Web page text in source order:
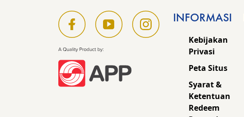
INFORMASI
Kebijakan
Privasi
Peta Situs
Syarat &
Ketentuan
Redeem